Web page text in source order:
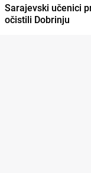
Sarajevski učenici
očistili Dobrinju